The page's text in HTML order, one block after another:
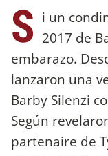
S i un
2017 de
embarazo.
lanzaron una
Barby Silenzi
Según
partenaire de